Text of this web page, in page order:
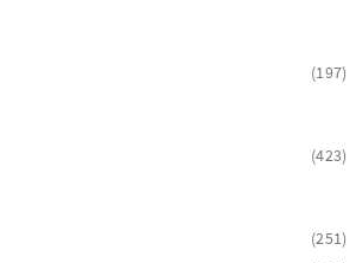
197
423
251